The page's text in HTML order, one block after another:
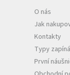
O nás
Jak
Kontakty
Typy
První